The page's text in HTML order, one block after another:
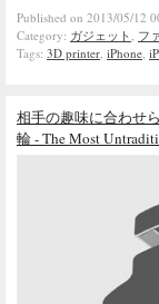
Published on 2013/05/12
Category: ガジェット, フ
Tags: 3D printer, iPhone,
相手の趣味に合わせ
輪 - The Most